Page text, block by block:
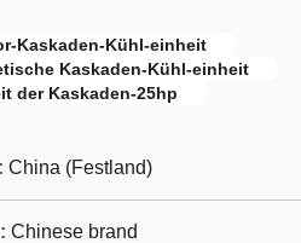
Kaskaden-Kühl-einheit
Kaskaden-Kühl-einheit
der Kaskaden-25hp
China (Festland)
Chinese brand